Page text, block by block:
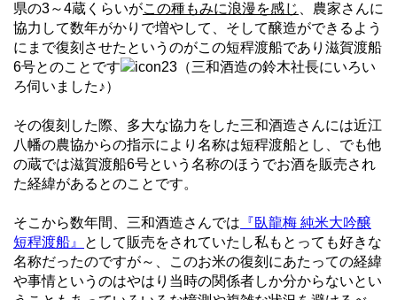
県の3～4蔵くらいがこの種もみに浪漫を感じ
、農家さんに
協力して数年がかりで増やして、そして醸造ができるよう
にまで復刻させたというのがこの短稈渡船であり滋賀渡船
6号とのことです
（三和酒造の鈴木社長にいろい
ろ伺いました♪）
その復刻した際、多大な協力をした三和酒造さんには近江
八幡の農協からの指示により名称は短稈渡船とし、でも他
の蔵では滋賀渡船6号という名称のほうでお酒を販売され
た経緯があるとのことです。
そこから数年間、三和酒造さんでは 『臥龍梅 純米大吟醸
短稈渡船』
として販売をされていたし私もとっても好きな
名称だったのですが～、このお米の復刻にあたっての経緯
や事情というのはやはり当時の関係者しか分からないとい